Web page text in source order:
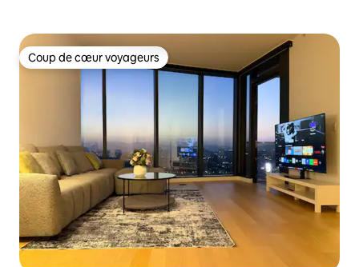
Coup de cœur voyageurs
Coup de cœur voyageurs